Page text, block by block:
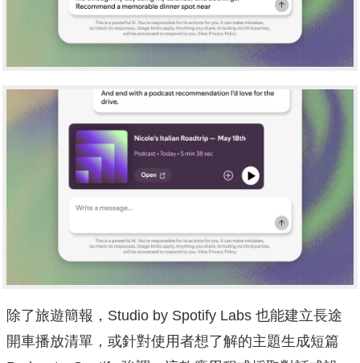
除了旅遊簡報，Studio by Spotify Labs 也能建立長途
開車播放清單，或針對使用者想了解的主題生成短篇